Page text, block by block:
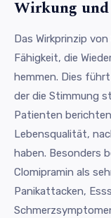
Wirkung
Das Wirkprinzip
Fähigkeit, die
hemmen. Dies
der die Stimmung
Patienten
Lebensqualität,
haben. Besonders
Clomipramin als
Panikattacken,